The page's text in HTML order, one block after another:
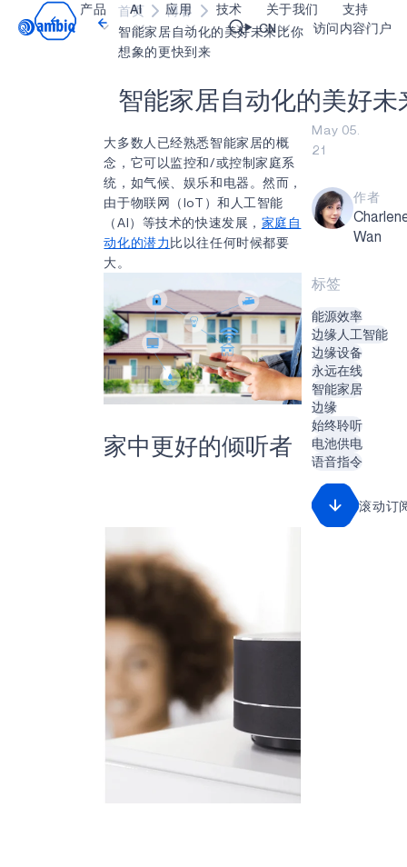
产品 AI 应用
医疗健康
智能遥控器
智能家居和楼宇
智能卡
可穿戴设备
可听戴设备
技术
blueSPOT
neuralSPOT
secureSPOT
SPOT
turboSPOT
关于我们
博客
让我们共创未来
活动
投资者关系
消息
合作伙伴关系的成功亮点
为何选择 Ambiq
什么是边缘 AI？
支持
内容门户网
我们的合作
资源
购买地点
常见问题
CN 访问内容门户
首页
博客
智能家居自动化的美好未来比你
想象的更快到来
智能家 居 自动化的 美好未
大多数人已经熟悉智能家居的概
念，它可以监控和/或控制家庭系
统，如气候、娱乐和电器。然而，
由于物联网（IoT）和人工智能
（AI）等技术的快速发展， 家庭自
动化的潜力比以往任何时候都要
大。
家中更好的倾听者
May 05.
21
作者
Wan
标签
能源效率
边缘人工智能
边缘设备
永远在线
智能家居
边缘
始终聆听
电池供电
语音指令
滚动订
Video title
OK